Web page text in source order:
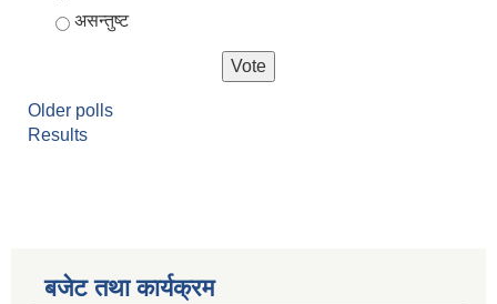
असन्तुष्ट
Older polls
Results
बजेट तथा कार्यक्रम